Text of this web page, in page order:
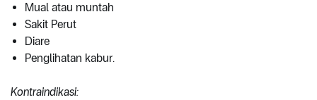
Mual atau muntah
Sakit Perut
Diare
Penglihatan kabur.
Kontraindikasi: